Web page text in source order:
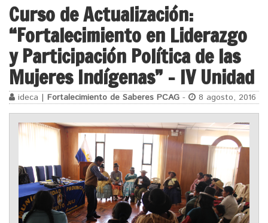
Curso de Actualización:
“Fortalecimiento en Liderazgo
y Participación Política de las
Mujeres Indígenas” – IV Unidad
ideca | Fortalecimiento de Saberes PCAG - 8 agosto, 2016